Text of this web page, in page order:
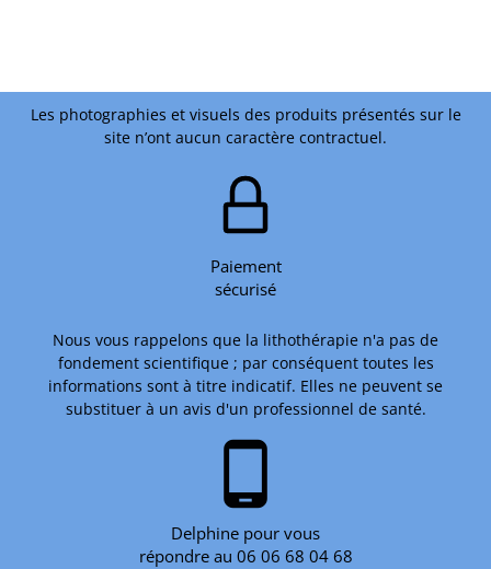
Les photographies et visuels des produits présentés sur le
site n’ont aucun caractère contractuel.
Paiement
sécurisé
Nous vous rappelons que la lithothérapie n'a pas de
fondement scientifique ; par conséquent toutes les
informations sont à titre indicatif. Elles ne peuvent se
substituer à un avis d'un professionnel de santé.
phone_android
Delphine pour vous
répondre au 06 06 68 04 68